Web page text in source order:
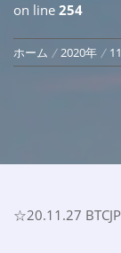
on line 254
ホーム 2020年
☆20.11.27